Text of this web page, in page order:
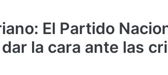
El Partido
la cara ante las